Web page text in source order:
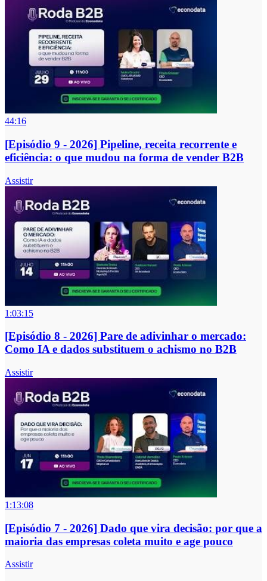
44:16
[Episódio 9 - 2026] Pipeline, receita recorrente e
eficiência: o que mudou na forma de vender B2B
Assistir
1:03:15
[Episódio 8 - 2026] Pare de adivinhar o mercado:
Como IA e dados substituem o achismo no B2B
Assistir
1:13:08
[Episódio 7 - 2026] Dado que vira decisão: por que a
maioria das empresas coleta muito e age pouco
Assistir